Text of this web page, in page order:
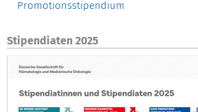
Promotionsstipendium
Stipendiaten 2025